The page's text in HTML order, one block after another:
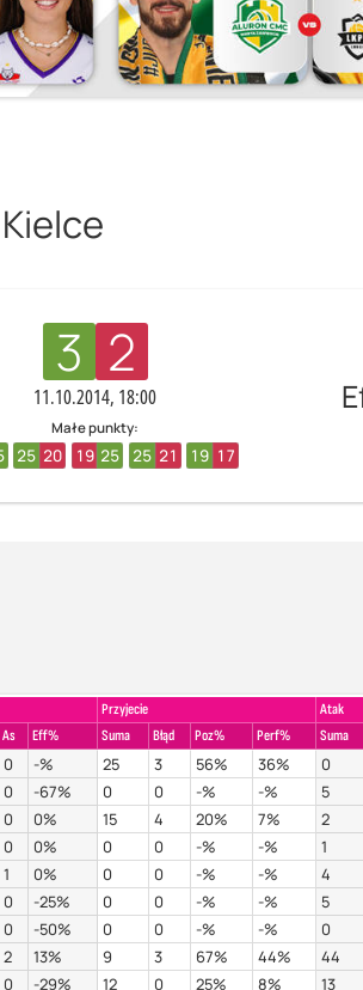
3 2
11.10.2014, 18:00
Małe punkty:
25 20 19 25 25 21 19 17
Przyjecie
Atak
As Eff% Suma Błąd Poz% Perf% Suma
0 -% 25 3 56% 36%
0
0 -67% 0 0 -% -%
5
0 0% 15 4 20% 7%
2
0 0% 0 0 -% -%
1
1 0% 0 0 -% -%
4
0 -25% 0 0 -% -%
5
0 -50% 0 0 -% -%
0
2 13% 9 3 67% 44%
44
0 -29% 12 0 25% 8%
13